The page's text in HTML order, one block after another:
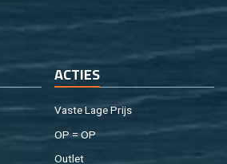
AC­TIES
Vaste Lage Prijs
OP = OP
Out­let